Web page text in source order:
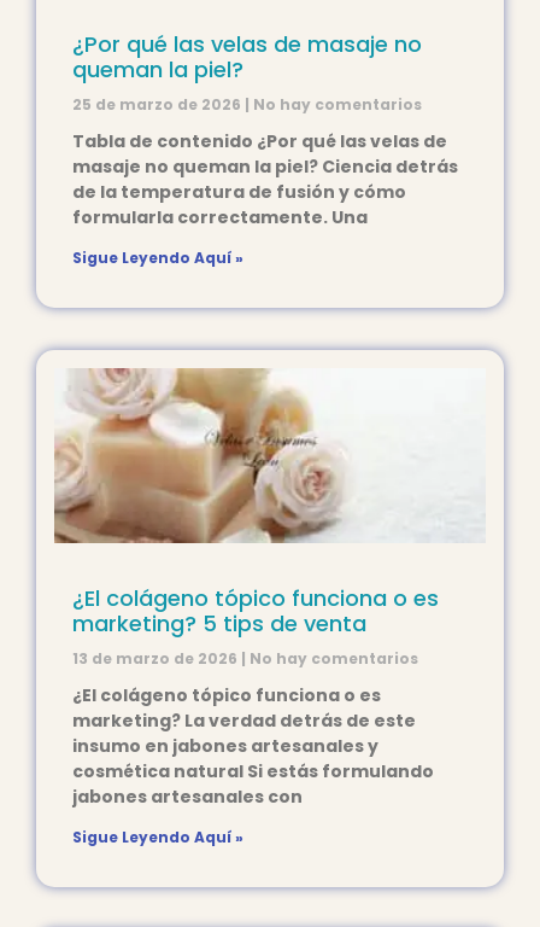
¿Por qué las velas de masaje no
queman la piel?
25 de marzo de 2026 No hay comentarios
Tabla de contenido ¿Por qué las velas de
masaje no queman la piel? Ciencia detrás
de la temperatura de fusión y cómo
formularla correctamente. Una
Sigue Leyendo Aquí »
¿El colágeno tópico funciona o es
marketing? 5 tips de venta
13 de marzo de 2026 No hay comentarios
¿El colágeno tópico funciona o es
marketing? La verdad detrás de este
insumo en jabones artesanales y
cosmética natural Si estás formulando
jabones artesanales con
Sigue Leyendo Aquí »